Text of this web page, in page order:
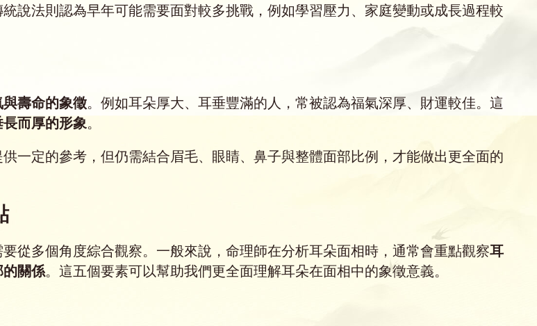
說法則認為早年可能需要面對較多挑戰，例如學習壓力、家庭變動或成長過程較
與壽命的象徵。例如耳朵厚大、耳垂豐滿的人，常被認為福氣深厚、財運較佳。這
長而厚的形象。
一定的參考，但仍需結合眉毛、眼睛、鼻子與整體面部比例，才能做出更全面的
從多個角度綜合觀察。一般來說，命理師在分析耳朵面相時，通常會重點觀察耳
的關係。這五個要素可以幫助我們更全面理解耳朵在面相中的象徵意義。